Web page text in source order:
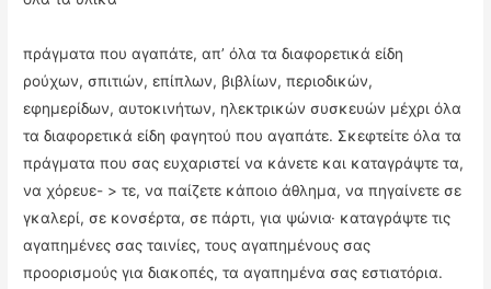
πράγματα που αγαπάτε, απ’ όλα τα διαφορετικά είδη
ρούχων, σπιτιών, επίπλων, βιβλίων, περιοδικών,
εφημερίδων, αυτοκινήτων, ηλεκτρικών συσκευών μέχρι όλα
τα διαφορετικά είδη φαγητού που αγαπάτε. Σκεφτείτε όλα τα
πράγματα που σας ευχαριστεί να κάνετε και καταγράψτε τα,
να χόρευε- > τε, να παίζετε κάποιο άθλημα, να πηγαίνετε σε
γκαλερί, σε κονσέρτα, σε πάρτι, για ψώνια· καταγράψτε τις
αγαπημένες σας ταινίες, τους αγαπημένους σας
προορισμούς για διακοπές, τα αγαπημένα σας εστιατόρια.